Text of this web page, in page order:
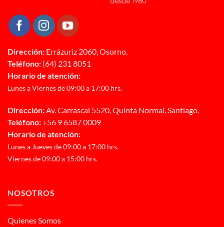
Dirección: Errázuriz 2060, Osorno.
Teléfono: (64) 231 8051
Horario de atención:
Lunes a Viernes de 09:00 a 17:00 hrs.
Dirección: Av. Carrascal 5520, Quinta Normal, Santiago.
Teléfono:+56 9 6587 0009
Horario de atención:
Lunes a Jueves de 09:00 a 17:00 hrs.
Viernes de 09:00 a 15:00 hrs.
NOSOTROS
Quienes Somos